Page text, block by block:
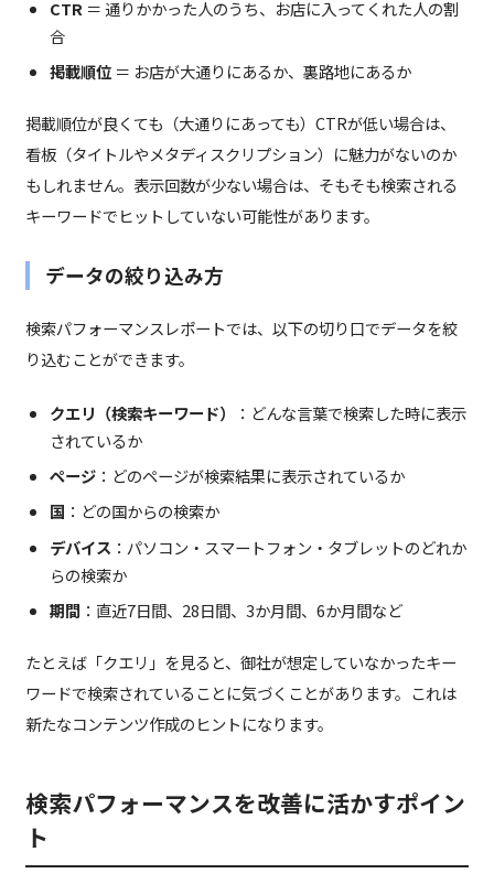
CTR ＝ 通りかかった人のうち、お店に入ってくれた人の割
合
掲載順位＝ お店が大通りにあるか、裏路地にあるか
掲載順位が良くても（大通りにあっても）CTRが低い場合は、
看板（タイトルやメタディスクリプション）に魅力がないのか
もしれません。表示回数が少ない場合は、そもそも検索される
キーワードでヒットしていない可能性があります。
データの絞り込み方
検索パフォーマンスレポートでは、以下の切り口でデータを絞
り込むことができます。
クエリ（検索キーワード）
：どんな言葉で検索した時に表示
されているか
ページ：どのページが検索結果に表示されているか
国 ：どの国からの検索か
デバイス ：パソコン・スマートフォン・タブレットのどれか
らの検索か
期間 ：直近7日間、28日間、3か月間、6か月間など
たとえば「クエリ」を見ると、御社が想定していなかったキー
ワードで検索されていることに気づくことがあります。これは
新たなコンテンツ作成のヒントになります。
検索パフォーマンスを改善に活かすポイン
ト